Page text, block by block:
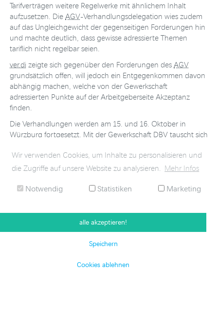
Tarifverträgen weitere Regelwerke mit ähnlichem Inhalt
aufzusetzen. Die AGV-Verhandlungsdelegation wies zudem
auf das Ungleichgewicht der gegenseitigen Forderungen hin
und machte deutlich, dass gewisse adressierte Themen
tariflich nicht regelbar seien.
ver.di zeigte sich gegenüber den Forderungen des AGV
grundsätzlich offen, will jedoch ein Entgegenkommen davon
abhängig machen, welche von der Gewerkschaft
adressierten Punkte auf der Arbeitgeberseite Akzeptanz
finden.
Die Verhandlungen werden am 15. und 16. Oktober in
Würzburg fortgesetzt. Mit der Gewerkschaft DBV tauscht sich
Ansprechpartner:
Sebastian Hopfner
Wir verwenden Cookies, um Inhalte zu personalisieren und
die Zugriffe auf unsere Website zu analysieren.
Mehr Infos
Notwendig Statistiken Marketing
alle akzeptieren!
Speichern
Cookies ablehnen